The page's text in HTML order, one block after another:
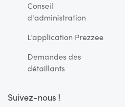
Conseil
d'administration
L'application Prezzee
Demandes des
détaillants
Suivez-nous !